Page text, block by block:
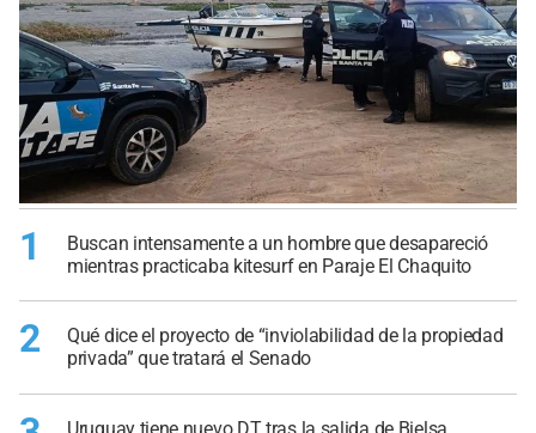
1
Buscan intensamente a un hombre que desapareció
mientras practicaba kitesurf en Paraje El Chaquito
2
Qué dice el proyecto de “inviolabilidad de la propiedad
privada” que tratará el Senado